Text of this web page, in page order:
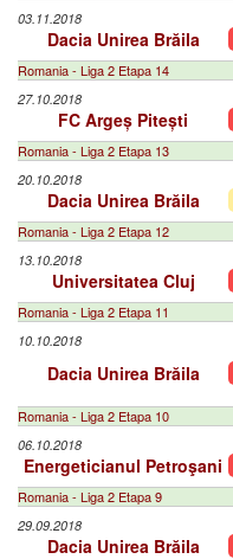
03.11.2018
Dacia Unirea Brăila
Romania - Liga 2 Etapa 14
27.10.2018
FC Argeș Pitești
Romania - Liga 2 Etapa 13
20.10.2018
Dacia Unirea Brăila
Romania - Liga 2 Etapa 12
13.10.2018
Universitatea Cluj
Romania - Liga 2 Etapa 11
10.10.2018
Dacia Unirea Brăila
Romania - Liga 2 Etapa 10
06.10.2018
Energeticianul Petroşani
Romania - Liga 2 Etapa 9
29.09.2018
Dacia Unirea Brăila